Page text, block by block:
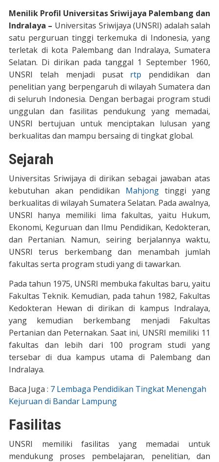
Menilik Profil Universitas Sriwijaya Palembang dan
Indralaya – Universitas Sriwijaya (UNSRI) adalah salah
satu perguruan tinggi terkemuka di Indonesia, yang
terletak di kota Palembang dan Indralaya, Sumatera
Selatan. Di dirikan pada tanggal 1 September 1960,
UNSRI telah menjadi pusat rtp pendidikan dan
penelitian yang berpengaruh di wilayah Sumatera dan
di seluruh Indonesia. Dengan berbagai program studi
unggulan dan fasilitas pendukung yang memadai,
UNSRI bertujuan untuk menciptakan lulusan yang
berkualitas dan mampu bersaing di tingkat global.
Sejarah
Universitas Sriwijaya di dirikan sebagai jawaban atas
kebutuhan akan pendidikan Mahjong tinggi yang
berkualitas di wilayah Sumatera Selatan. Pada awalnya,
UNSRI hanya memiliki lima fakultas, yaitu Hukum,
Ekonomi, Keguruan dan Ilmu Pendidikan, Kedokteran,
dan Pertanian. Namun, seiring berjalannya waktu,
UNSRI terus berkembang dan menambah jumlah
fakultas serta program studi yang di tawarkan.
Pada tahun 1975, UNSRI membuka fakultas baru, yaitu
Fakultas Teknik. Kemudian, pada tahun 1982, Fakultas
Kedokteran Hewan di dirikan di kampus Indralaya,
yang kemudian berkembang menjadi Fakultas
Pertanian dan Peternakan. Saat ini, UNSRI memiliki 11
fakultas dan lebih dari 100 program studi yang
tersebar di dua kampus utama di Palembang dan
Indralaya.
Baca Juga : 7 Lembaga Pendidikan Tingkat Menengah
Kejuruan di Bandar Lampung
Fasilitas
UNSRI memiliki fasilitas yang memadai untuk
mendukung proses pembelajaran, penelitian, dan